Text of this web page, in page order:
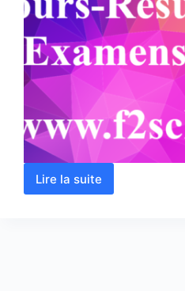
Lire la suiteMicrobiologie